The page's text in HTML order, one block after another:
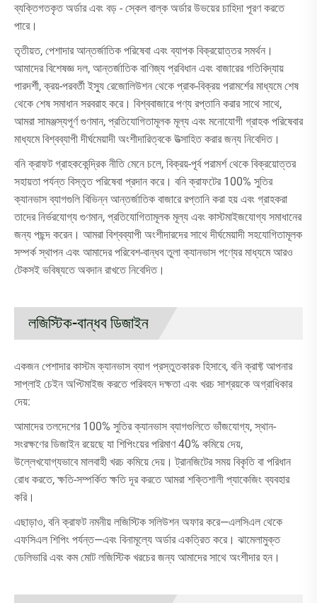
ব্যক্তিগতকৃত অর্ডার এবং বড় - স্কেল বাল্ক অর্ডার উভয়ের চাহিদা পূরণ করতে
পারে।
তৃতীয়ত, পেশাদার আন্তর্জাতিক পরিষেবা এবং ব্যাপক বিক্রয়োত্তর সমর্থন।
আমাদের বিশেষজ্ঞ দল, আন্তর্জাতিক বাণিজ্য প্রবিধান এবং বাজারের গতিবিদ্যায়
পারদর্শী, ক্রয়-পরবর্তী ইস্যু রেজোলিউশন থেকে প্রাক-বিক্রয় পরামর্শের মাধ্যমে শেষ
থেকে শেষ সমাধান সরবরাহ করে। বিশ্ববাজারে পণ্য রপ্তানি করার সাথে সাথে,
আমরা সামঞ্জস্যপূর্ণ গুণমান, প্রতিযোগিতামূলক মূল্য এবং মনোযোগী গ্রাহক পরিষেবার
মাধ্যমে বিশ্বব্যাপী দীর্ঘমেয়াদী অংশীদারিত্বকে উত্সাহিত করার জন্য নিবেদিত।
বনি ক্রাফট গ্রাহককেন্দ্রিক নীতি মেনে চলে, বিক্রয়-পূর্ব পরামর্শ থেকে বিক্রয়োত্তর
সহায়তা পর্যন্ত বিস্তৃত পরিষেবা প্রদান করে। বনি ক্রাফটের 100% সুতির
ক্যানভাস ব্যাগগুলি বিভিন্ন আন্তর্জাতিক বাজারে রপ্তানি করা হয় এবং গ্রাহকরা
তাদের নির্ভরযোগ্য গুণমান, প্রতিযোগিতামূলক মূল্য এবং কাস্টমাইজযোগ্য সমাধানের
জন্য পছন্দ করেন। আমরা বিশ্বব্যাপী অংশীদারদের সাথে দীর্ঘমেয়াদী সহযোগিতামূলক
সম্পর্ক স্থাপন এবং আমাদের পরিবেশ-বান্ধব তুলা ক্যানভাস পণ্যের মাধ্যমে আরও
টেকসই ভবিষ্যতে অবদান রাখতে নিবেদিত।
লজিস্টিক-বান্ধব ডিজাইন
একজন পেশাদার কাস্টম ক্যানভাস ব্যাগ প্রস্তুতকারক হিসাবে, বনি ক্রাফ্ট আপনার
সাপ্লাই চেইন অপ্টিমাইজ করতে পরিবহন দক্ষতা এবং খরচ সাশ্রয়কে অগ্রাধিকার
দেয়:
আমাদের তলদেশের 100% সুতির ক্যানভাস ব্যাগগুলিতে ভাঁজযোগ্য, স্থান-
সংরক্ষণের ডিজাইন রয়েছে যা শিপিংয়ের পরিমাণ 40% কমিয়ে দেয়,
উল্লেখযোগ্যভাবে মালবাহী খরচ কমিয়ে দেয়। ট্রানজিটের সময় বিকৃতি বা পরিধান
রোধ করতে, ক্ষতি-সম্পর্কিত ক্ষতি দূর করতে আমরা শক্তিশালী প্যাকেজিং ব্যবহার
করি।
এছাড়াও, বনি ক্রাফট নমনীয় লজিস্টিক সলিউশন অফার করে—এলসিএল থেকে
এফসিএল শিপিং পর্যন্ত—এবং বিনামূল্যে অর্ডার একত্রিত করে। ঝামেলামুক্ত
ডেলিভারি এবং কম মোট লজিস্টিক খরচের জন্য আমাদের সাথে অংশীদার হন।